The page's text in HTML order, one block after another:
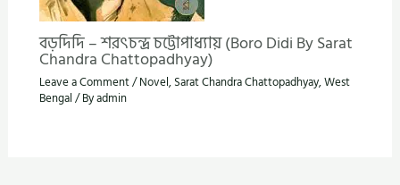
বড়দিদি – শরৎচন্দ্র চট্টোপাধ্যায় (Boro Didi By Sarat
Chandra Chattopadhyay)
Leave a Comment/Novel, Sarat Chandra Chattopadhyay,West
Bengal / Byadmin